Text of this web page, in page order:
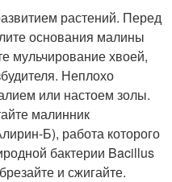
растений. Перед
основания малины
мульчирование хвоей,
Неплохо
или настоем золы.
малинник
Б), работа которого
бактерии Bacillus
и сжигайте.